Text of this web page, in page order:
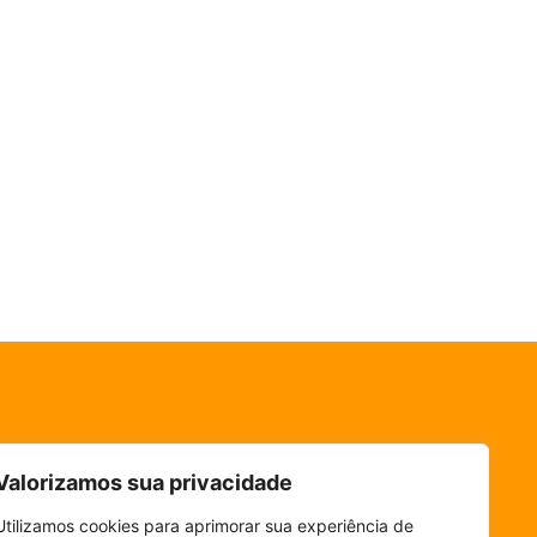
sua privacidade
cookies para aprimorar sua experiência de